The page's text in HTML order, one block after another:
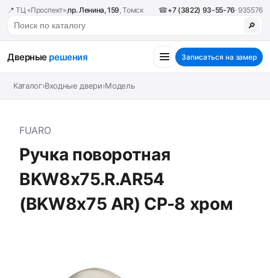
📍 ТЦ «Проспект»,пр. Ленина, 159, Томск ☎+7 (3822) 93-55-76· 935576
🔎
Дверные решения Записаться на замер
Каталог›Входные двери›Модель
FUARO
Ручка поворотная
BKW8x75.R.AR54
(BKW8x75 AR) CP-8 хром